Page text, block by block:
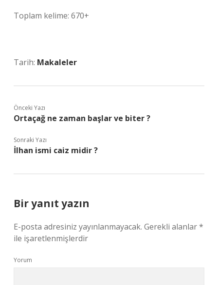
Toplam kelime: 670+
Tarih: Makaleler
Önceki Yazı
Ortaçağ ne zaman başlar ve biter ?
Sonraki Yazı
İlhan ismi caiz midir ?
Bir yanıt yazın
E-posta adresiniz yayınlanmayacak. Gerekli alanlar*
ile işaretlenmişlerdir
Yorum